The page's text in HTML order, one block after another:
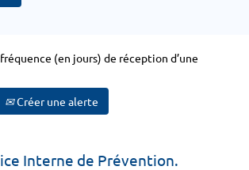
(en jours) de réception d’une
Créer une alerte
Interne de Prévention.